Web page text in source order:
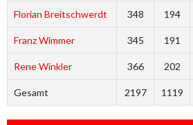
Florian Breitschwerdt 348 194
Franz Wimmer 345 191
Rene Winkler 366 202
Gesamt 2197 1119